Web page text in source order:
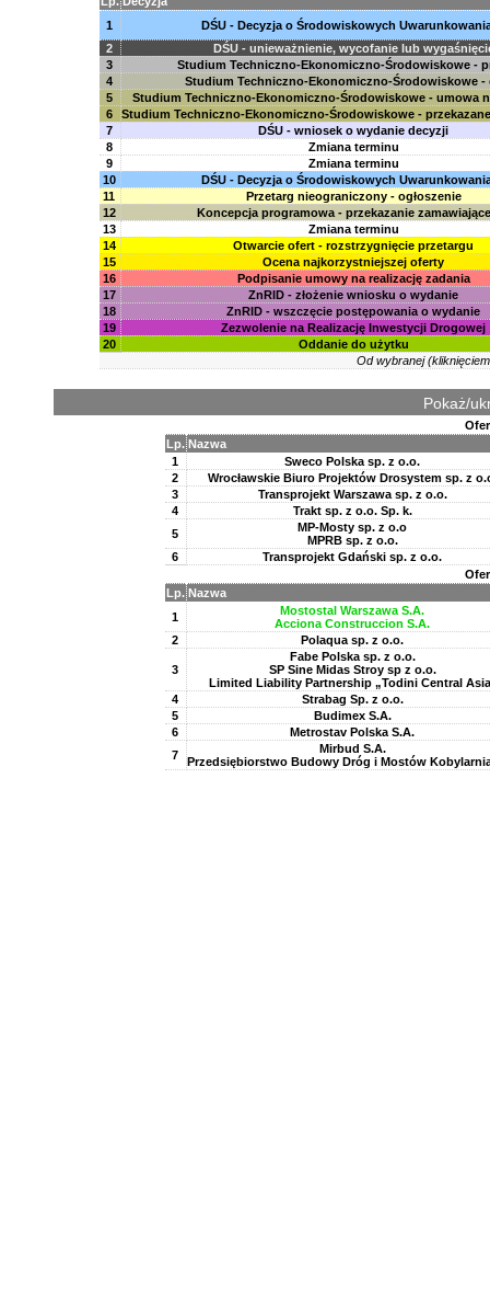
1
DŚU - Decyzja o Środowiskowych
2
DŚU - unieważnienie, wycofanie lub
3
Studium Techniczno-Ekonomiczno-Środowiskowe -
4
Studium Techniczno-Ekonomiczno-Środowiskowe -
5
Studium Techniczno-Ekonomiczno-Środowiskowe - umowa
6
Studium Techniczno-Ekonomiczno-Środowiskowe -
7
DŚU - wniosek o wydanie decyzji
8
Zmiana terminu
9
Zmiana terminu
10
DŚU - Decyzja o Środowiskowych
11
Przetarg nieograniczony - ogłoszenie
12
Koncepcja programowa - przekazanie
13
Zmiana terminu
14
Otwarcie ofert - rozstrzygnięcie przetargu
15
Ocena najkorzystniejszej oferty
16
Podpisanie umowy na realizację zadania
17
ZnRID - złożenie wniosku o wydanie
18
ZnRID - wszczęcie postępowania o wydanie
19
Zezwolenie na Realizację Inwestycji Drogowej
20
Oddanie do użytku
Od wybranej
Pokaż/
Lp. Nazwa
1
Sweco Polska sp. z o.o.
2
Wrocławskie Biuro Projektów Drosystem sp. z
3
Transprojekt Warszawa sp. z o.o.
4
Trakt sp. z o.o. Sp. k.
5
MP-Mosty sp. z o.o
MPRB sp. z o.o.
6
Transprojekt Gdański sp. z o.o.
Lp. Nazwa
1
Mostostal Warszawa S.A.
Acciona Construccion S.A.
2
Polaqua sp. z o.o.
3
Fabe Polska sp. z o.o.
SP Sine Midas Stroy sp z o.o.
Limited Liability Partnership „Todini Central
4
Strabag Sp. z o.o.
5
Budimex S.A.
6
Metrostav Polska S.A.
7
Mirbud S.A.
Przedsiębiorstwo Budowy Dróg i Mostów